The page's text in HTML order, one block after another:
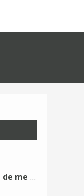
"À genoux en enfer, j'ai oublié de me taire"